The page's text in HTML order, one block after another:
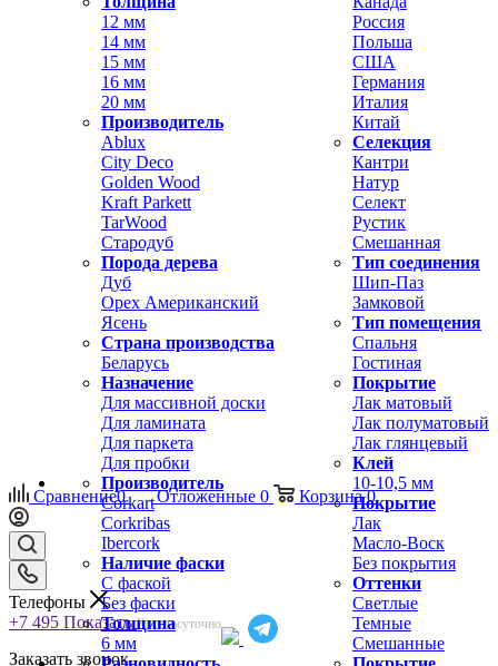
12 мм
14 мм
15 мм
16 мм
20 мм
Производитель
Ablux
City Deco
Golden Wood
Kraft Parkett
TarWood
Стародуб
Порода дерева
Дуб
Орех Американский
Ясень
Страна производства
Беларусь
Россия
Польша
США
Германия
Италия
Китай
Селекция
Кантри
Натур
Селект
Рустик
Смешанная
Тип соединения
Шип-Паз
Замковой
Тип помещения
Спальня
Гостиная
Назначение
Для массивной доски
Для ламината
Для паркета
Для пробки
Покрытие
Лак матовый
Лак полуматовый
Лак глянцевый
Клей
Производитель
Corkart
Corkribas
Ibercork
Наличие фаски
С фаской
Без фаски
Толщина
6 мм
10-10,5 мм
Покрытие
Лак
Масло-Воск
Без покрытия
Оттенки
Светлые
Темные
Смешанные
Сравнение0 Отложенные 0 Корзина 0
Телефоны
+7 495 Показать Круглосуточно
Заказать звонок